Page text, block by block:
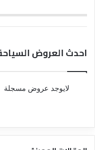
احدث العروض
لايوجد عروض مسجلة